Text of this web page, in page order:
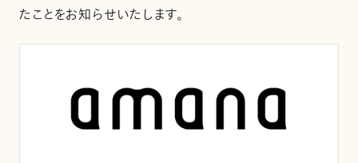
たことをお知らせいたします。